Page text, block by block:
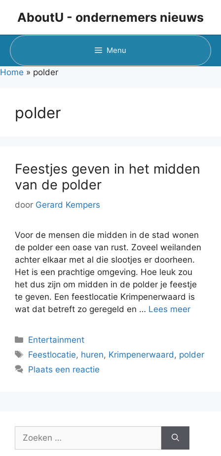
inhoud
AboutU - ondernemers nieuws
Menu
Home » polder
polder
Feestjes geven in het midden
van de polder
door Gerard Kempers
Voor de mensen die midden in de stad wonen
de polder een oase van rust. Zoveel weilanden
achter elkaar met al die slootjes er doorheen.
Het is een prachtige omgeving. Hoe leuk zou
het dus zijn om midden in de polder je feestje
te geven. Een feestlocatie Krimpenerwaard is
wat dat betreft zo geregeld en … Lees meer
Categorieën
Entertainment
Tags
Feestlocatie, huren, Krimpenerwaard , polder
Plaats een reactie
naar: